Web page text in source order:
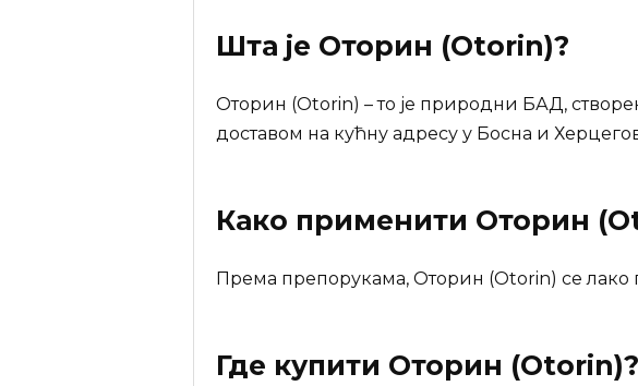
Шта је Оторин (Otorin)?
Оторин (Otorin) – то је природни БАД,
доставом на кућну адресу у Босна и
Како применити Оторин
Према препорукама, Оторин (Otorin) се
Где купити Оторин (Otorin)?